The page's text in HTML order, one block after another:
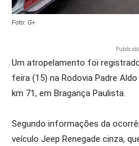
Foto: G+
Um atropelamento foi
feira (15) na Rodovia Padre
km 71, em Bragança Paulista.
Segundo informações da
veículo Jeep Renegade cinza,